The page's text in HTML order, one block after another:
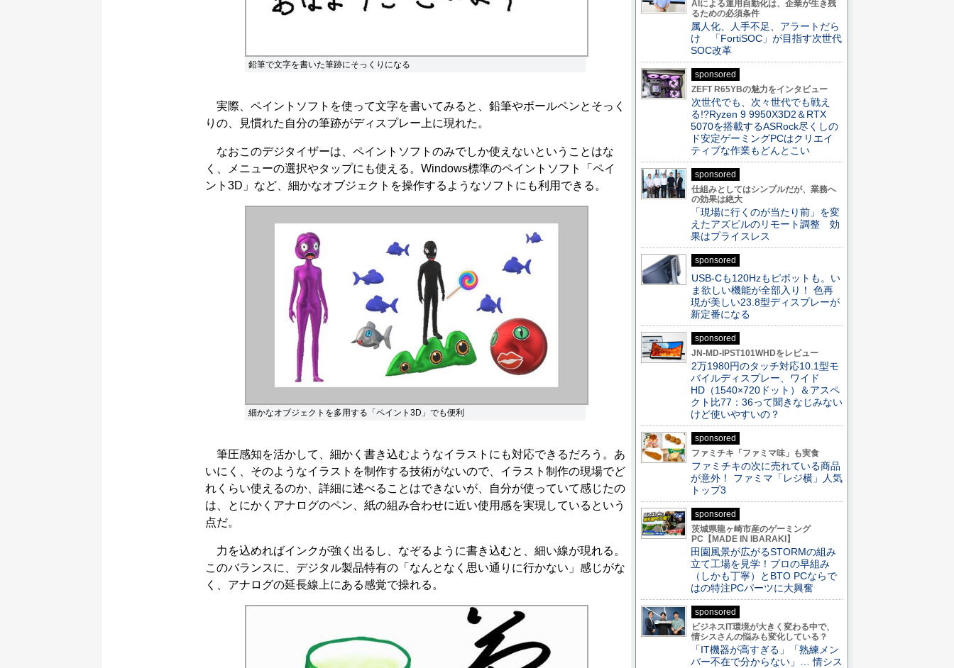
鉛筆で文字を書いた筆跡にそっくりになる
実際、ペイントソフトを使って文字を書いてみると、鉛筆やボールペンとそっく
りの、見慣れた自分の筆跡がディスプレー上に現れた。
なおこのデジタイザーは、ペイントソフトのみでしか使えないということはな
く、メニューの選択やタップにも使える。Windows標準のペイントソフト「ペイ
ント3D」など、細かなオブジェクトを操作するようなソフトにも利用できる。
細かなオブジェクトを多用する「ペイント3D」でも便利
筆圧感知を活かして、細かく書き込むようなイラストにも対応できるだろう。あ
いにく、そのようなイラストを制作する技術がないので、イラスト制作の現場でど
れくらい使えるのか、詳細に述べることはできないが、自分が使っていて感じたの
は、とにかくアナログのペン、紙の組み合わせに近い使用感を実現しているという
点だ。
力を込めればインクが強く出るし、なぞるように書き込むと、細い線が現れる。
このバランスに、デジタル製品特有の「なんとなく思い通りに行かない」感じがな
く、アナログの延長線上にある感覚で操れる。
AIによる運用自動化は、企業が生き残
るための必須条件
属人化、人手不足、アラートだら
け 「FortiSOC」が目指す次世代
SOC改革
sponsored
ZEFT R65YBの魅力をインタビュー
次世代でも、次々世代でも戦え
る!?Ryzen 9 9950X3D2＆RTX
5070を搭載するASRock尽くしの
ド安定ゲーミングPCはクリエイ
ティブな作業もどんとこい
sponsored
仕組みとしてはシンプルだが、業務へ
の効果は絶大
「現場に行くのが当たり前」を変
えたアズビルのリモート調整 効
果はプライスレス
sponsored
USB-Cも120Hzもピボットも。い
ま欲しい機能が全部入り！ 色再
現が美しい23.8型ディスプレーが
新定番になる
sponsored
JN-MD-IPST101WHDをレビュー
2万1980円のタッチ対応10.1型モ
バイルディスプレー、ワイド
HD（1540×720ドット）＆アスペ
クト比77：36って聞きなじみない
けど使いやすいの？
sponsored
ファミチキ「ファミマ味」も実食
ファミチキの次に売れている商品
が意外！ ファミマ「レジ横」人気
トップ3
sponsored
茨城県龍ヶ崎市産のゲーミング
PC【MADE IN IBARAKI】
田園風景が広がるSTORMの組み
立て工場を見学！プロの早組み
（しかも丁寧）とBTO PCならで
はの特注PCパーツに大興奮
sponsored
ビジネスIT環境が大きく変わる中で、
情シスさんの悩みも変化している？
「IT機器が高すぎる」「熟練メン
バー不在で分からない」… 情シス